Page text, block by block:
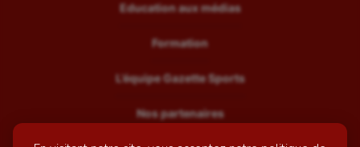
Education aux médias
Formation
L’équipe Gazette Sports
Nos partenaires